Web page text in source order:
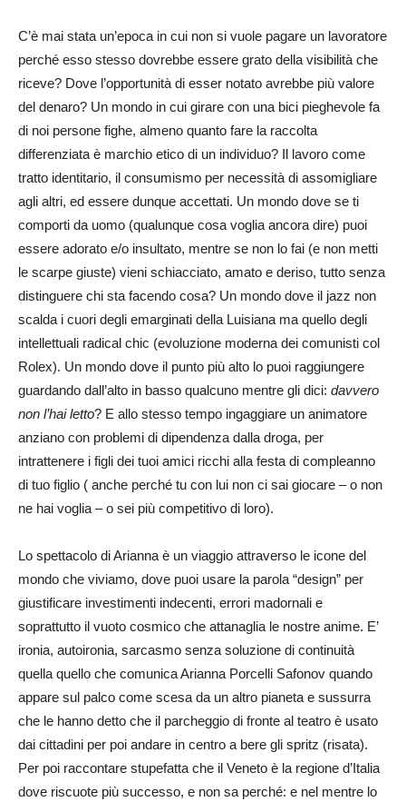
C’è mai stata un’epoca in cui non si vuole pagare un lavoratore
perché esso stesso dovrebbe essere grato della visibilità che
riceve? Dove l’opportunità di esser notato avrebbe più valore
del denaro? Un mondo in cui girare con una bici pieghevole fa
di noi persone fighe, almeno quanto fare la raccolta
differenziata è marchio etico di un individuo? Il lavoro come
tratto identitario, il consumismo per necessità di assomigliare
agli altri, ed essere dunque accettati. Un mondo dove se ti
comporti da uomo (qualunque cosa voglia ancora dire) puoi
essere adorato e/o insultato, mentre se non lo fai (e non metti
le scarpe giuste) vieni schiacciato, amato e deriso, tutto senza
distinguere chi sta facendo cosa? Un mondo dove il jazz non
scalda i cuori degli emarginati della Luisiana ma quello degli
intellettuali radical chic (evoluzione moderna dei comunisti col
Rolex). Un mondo dove il punto più alto lo puoi raggiungere
guardando dall’alto in basso qualcuno mentre gli dici: davvero
non l’hai letto? E allo stesso tempo ingaggiare un animatore
anziano con problemi di dipendenza dalla droga, per
intrattenere i figli dei tuoi amici ricchi alla festa di compleanno
di tuo figlio ( anche perché tu con lui non ci sai giocare – o non
ne hai voglia – o sei più competitivo di loro).
Lo spettacolo di Arianna è un viaggio attraverso le icone del
mondo che viviamo, dove puoi usare la parola “design” per
giustificare investimenti indecenti, errori madornali e
soprattutto il vuoto cosmico che attanaglia le nostre anime. E’
ironia, autoironia, sarcasmo senza soluzione di continuità
quella quello che comunica Arianna Porcelli Safonov quando
appare sul palco come scesa da un altro pianeta e sussurra
che le hanno detto che il parcheggio di fronte al teatro è usato
dai cittadini per poi andare in centro a bere gli spritz (risata).
Per poi raccontare stupefatta che il Veneto è la regione d’Italia
dove riscuote più successo, e non sa perché: e nel mentre lo